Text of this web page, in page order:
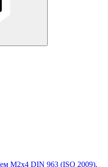
М2х4 DIN 963 (ISO 2009),